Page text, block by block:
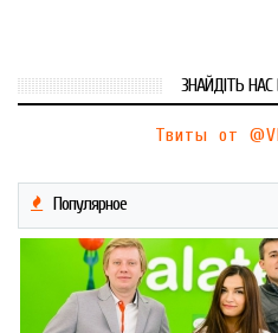
ЗНАЙДІТЬ НАС
Твиты от
Популярное